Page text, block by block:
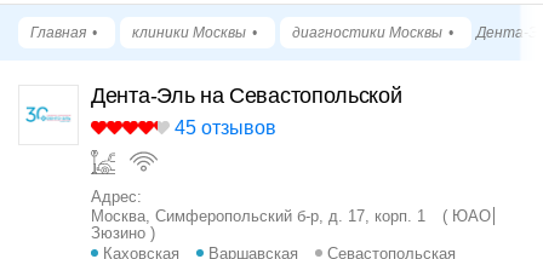
Главная клиники Москвы диагностики Москвы Дента-
Дента-Эль на Севастопольской
45 отзывов
Адрес:
Москва, Симферопольский б-р, д. 17, корп. 1
ЮАО
Зюзино
Каховская
Варшавская
Севастопольская